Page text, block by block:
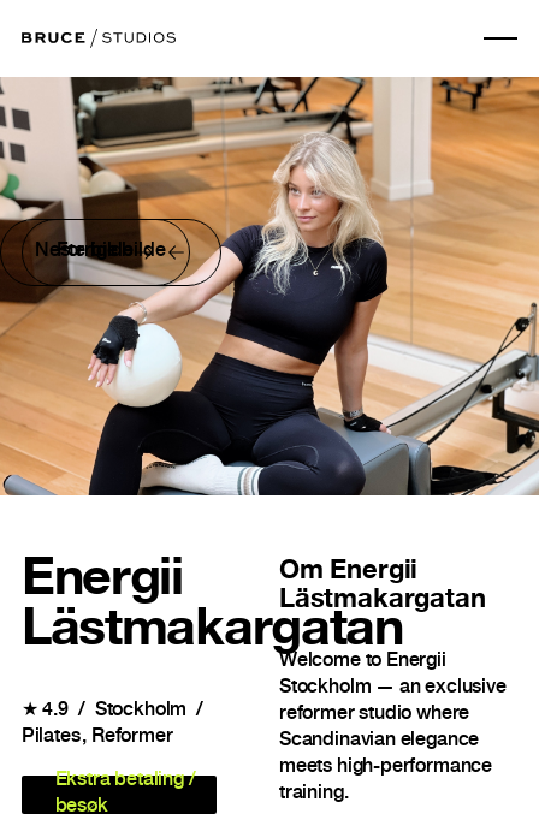
Forrige bilde
Neste bilde
Energii
Lästmakargatan
★4.9
Stockholm
Pilates
Reformer
Ekstra betaling /
besøk
Om Energii
Lästmakargatan
Welcome to Energii
Stockholm — an exclusive
reformer studio where
Scandinavian elegance
meets high-performance
training.